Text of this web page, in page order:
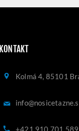
KONTAKT
Kolmá 4, 85101
+421 910 701 589